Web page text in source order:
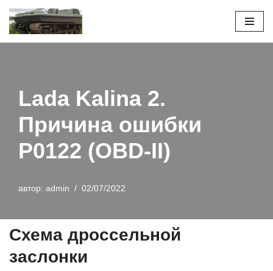
Перейти
Lada Kalina 2.
Причина ошибки
P0122 (OBD-II)
автор: admin 02/07/2022
Схема дроссельной
заслонки